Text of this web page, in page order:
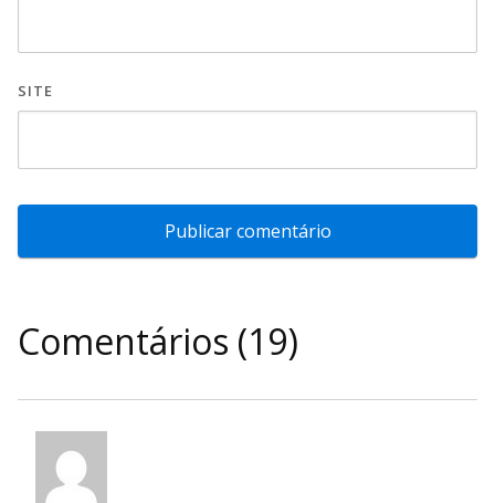
SITE
Comentários (19)